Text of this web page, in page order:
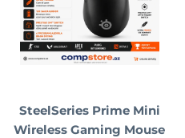
SteelSeries Prime Mini
Wireless Gaming Mouse